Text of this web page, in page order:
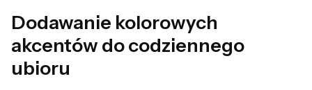
Dodawanie kolorowych
akcentów do codziennego
ubioru